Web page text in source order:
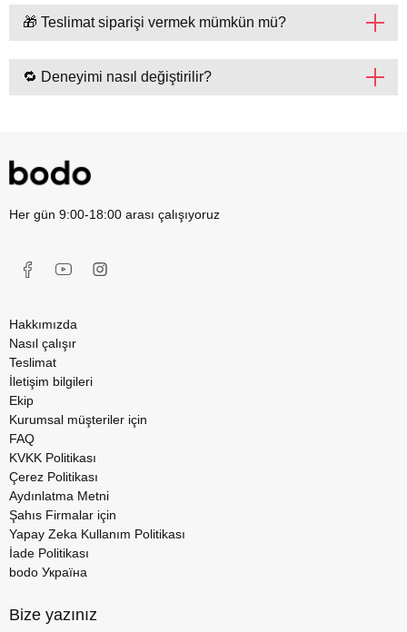
🎁 Teslimat siparişi vermek mümkün mü?
🔁 Deneyimi nasıl değiştirilir?
Her gün 9:00-18:00 arası çalışıyoruz
Hakkımızda
Nasıl çalışır
Teslimat
İletişim bilgileri
Ekip
Kurumsal müşteriler için
FAQ
KVKK Politikası
Çerez Politikası
Aydınlatma Metni
Şahıs Firmalar için
Yapay Zeka Kullanım Politikası
İade Politikası
bodo Україна
Bize yazınız